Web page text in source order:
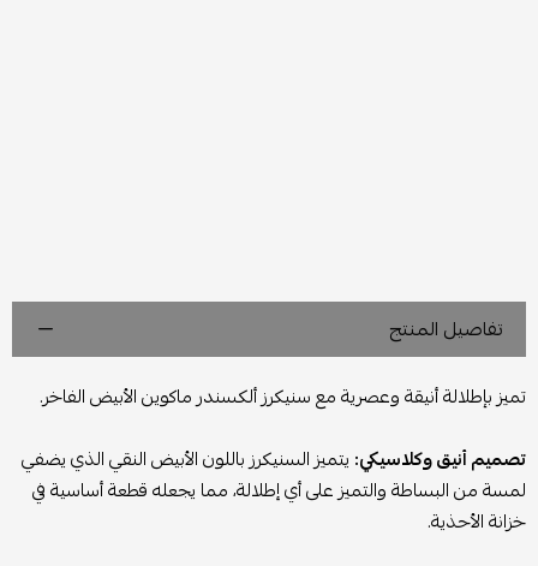
تفاصيل المنتج
تميز بإطلالة أنيقة وعصرية مع سنيكرز ألكسندر ماكوين الأبيض الفاخر.
تصميم أنيق وكلاسيكي: يتميز السنيكرز باللون الأبيض النقي الذي يضفي
لمسة من البساطة والتميز على أي إطلالة، مما يجعله قطعة أساسية في
خزانة الأحذية.